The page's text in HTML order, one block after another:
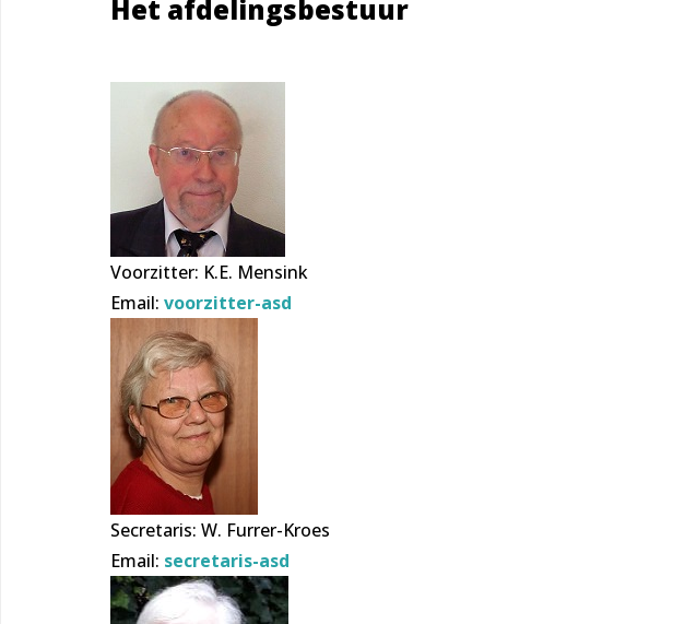
Het afdelingsbestuur
Voorzitter: K.E. Mensink
Email: voorzitter-asd
Secretaris: W. Furrer-Kroes
Email: secretaris-asd